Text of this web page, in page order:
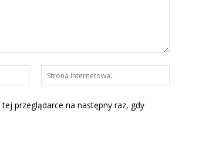
mail:*
przeglądarce na następny raz, gdy